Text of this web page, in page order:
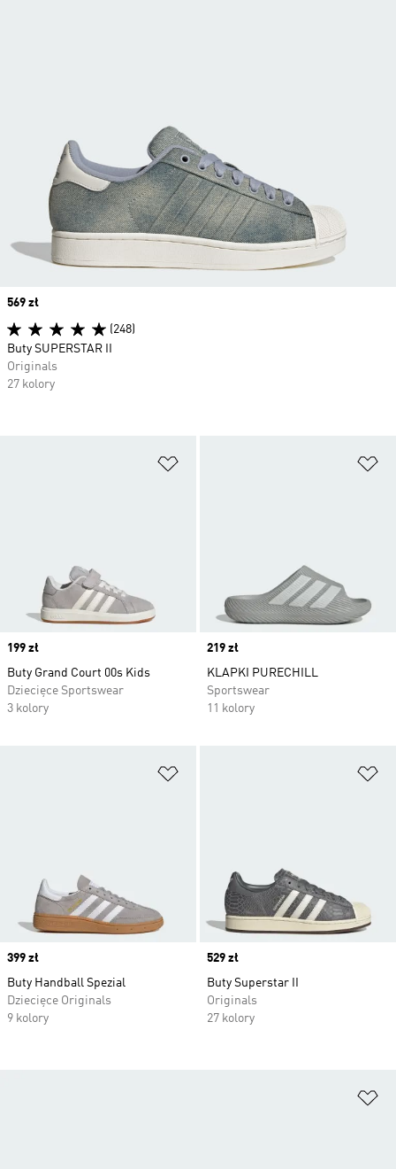
Price
199 zł
Buty Grand Court 00s Kids
Dziecięce Sportswear
3 kolory
Price
219 zł
KLAPKI PURECHILL
Sportswear
11 kolory
Price
399 zł
Buty Handball Spezial
Dziecięce Originals
9 kolory
Price
529 zł
Buty Superstar II
Originals
27 kolory
Price
569 zł
(248)
Buty SUPERSTAR II
Originals
27 kolory